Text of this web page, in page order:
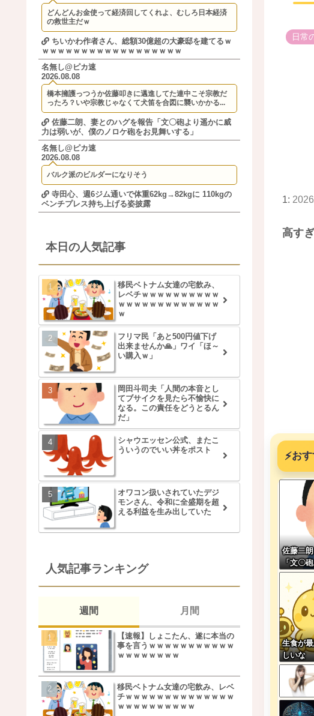
日常
1:
高す
⚡お
佐藤二
「文〇
が、僕
る」
生食が
しいな
どんどんお金使って経済回してくれよ、むしろ日本経済
の救世主だｗ
ちいかわ作者さん、総額30億超の大豪邸を建てるｗ
ｗｗｗｗｗｗｗｗｗｗｗｗｗｗｗｗｗｗ
名無し@ピカ速
2026.08.08
橋本擁護っつうか佐藤叩きに邁進してた連中こそ宗教だ
ったろ？いや宗教じゃなくて犬笛を合図に襲いかかる...
佐藤二朗、妻とのハグを報告「文〇砲より遥かに威
力は弱いが、僕のノロケ砲をお見舞いする」
名無し@ピカ速
2026.08.08
バルク派のビルダーになりそう
寺田心、週6ジム通いで体重62kg→82kgに 110kgの
ベンチプレス持ち上げる姿披露
本日の人気記事
移民ベトナム女達の宅飲み、
レベチｗｗｗｗｗｗｗｗｗｗ
ｗｗｗｗｗｗｗｗｗｗｗｗｗ
ｗ
フリマ民「あと500円値下げ
出来ませんか🙏」ワイ「ほ～
い購入ｗ」
岡田斗司夫「人間の本音とし
てブサイクを見たら不愉快に
なる。この責任をどうとるん
だ」
シャウエッセン公式、またこ
ういうのでいい丼をポスト
オワコン扱いされていたデジ
モンさん、令和に全盛期を超
える利益を生み出していた
人気記事ランキング
週間
【速報】しょこたん、遂に本当の
事を言うｗｗｗｗｗｗｗｗｗｗｗ
ｗｗｗｗｗｗｗｗ
移民ベトナム女達の宅飲み、レベ
チｗｗｗｗｗｗｗｗｗｗｗｗｗｗ
ｗｗｗｗｗｗｗｗｗｗ
月間
松本若菜(42歳)とかいう突然現れ
た美人おばさん女優ｗｗｗｗｗｗ
ｗ
鬼越トマホーク良ちゃん、吉本を
事実上のクビにｗｗｗ